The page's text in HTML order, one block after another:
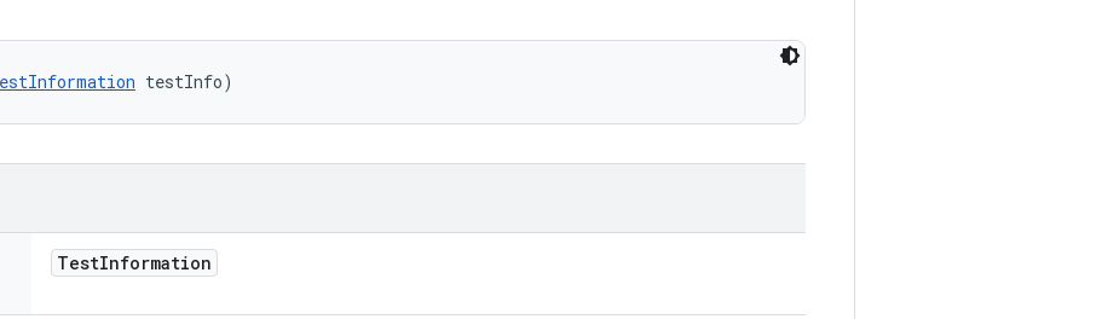
testInfo)
TestInformation